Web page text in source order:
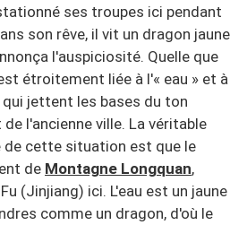
ses troupes ici pendant
son rêve, il vit un dragon jaune
l'auspiciosité. Quelle que
étroitement liée à l'« eau » et à
qui jettent les bases du ton
l'ancienne ville. La véritable
de cette situation est que le
de Montagne Longquan,
(Jinjiang) ici. L'eau est un jaune
comme un dragon, d'où le